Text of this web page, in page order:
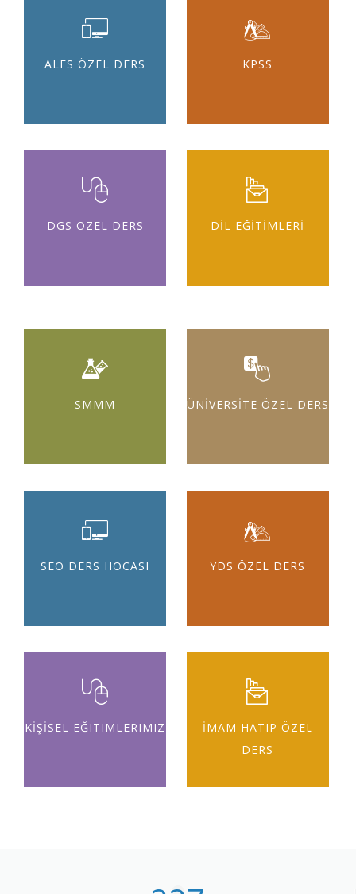
ALES ÖZEL DERS KPSS
DGS ÖZEL DERS DİL EĞİTİMLERİ
SMMM ÜNİVERSİTE ÖZEL DERS
SEO DERS HOCASI YDS ÖZEL DERS
KİŞİSEL EĞITIMLERIMIZ
İMAM HATIP ÖZEL
DERS